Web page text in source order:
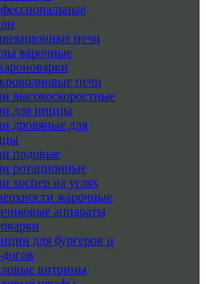
печи
варочные
печи
высокоскоростные
для пиццы
дровяные для
подовые
ротационные
хоспер на углях
жарочные
аппараты
для бургеров и
догов
витрины